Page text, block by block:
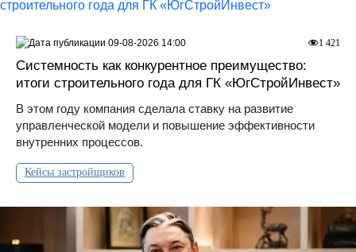
Системность как конкурентное преимущество:
итоги строительного года для ГК «ЮгСтройИнвест»
В этом году компания сделала ставку на развитие
управленческой модели и повышение эффективности
внутренних процессов.
Кейсы застройщиков
1 421
09-08-2026 14:00